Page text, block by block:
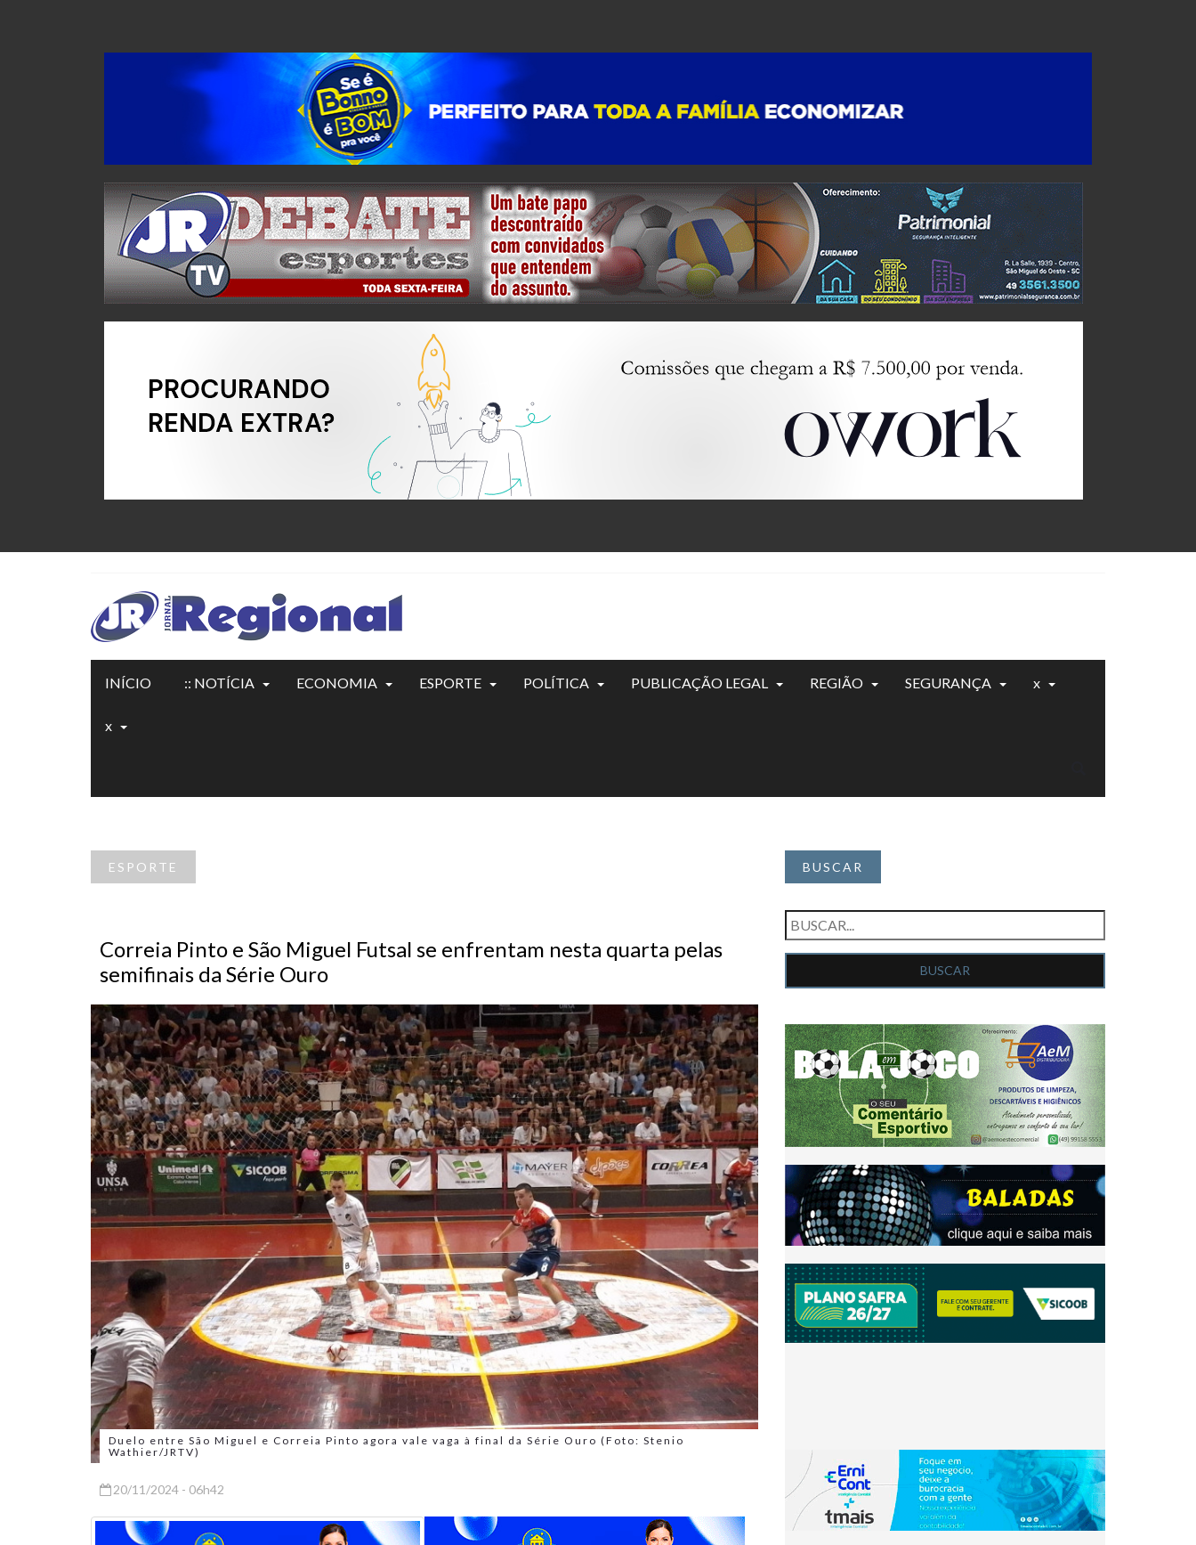
INÍCIO :: NOTÍCIA ECONOMIA ESPORTE POLÍTICA PUBLICAÇÃO LEGAL REGIÃO SEGURANÇA x
x
ESPORTE
Correia Pinto e São Miguel Futsal se enfrentam nesta quarta pelas
semifinais da Série Ouro
Duelo entre São Miguel e Correia Pinto agora vale vaga à final da Série Ouro (Foto: Stenio
Wathier/JRTV)
20/11/2024 - 06h42
BUSCAR